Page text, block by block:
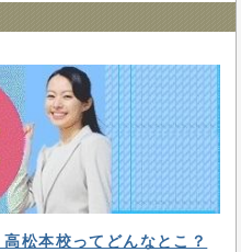
本校ってどんなとこ？